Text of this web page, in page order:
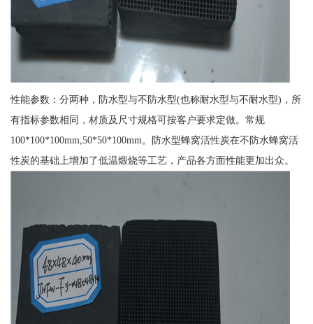
性能参数：分两种，防水型与不防水型(也称耐水型与不耐水型)，所
有指标参数相同，材质及尺寸规格可按客户要求定做。常规
100*100*100mm,50*50*100mm。防水型蜂窝活性炭在不防水蜂窝活
性炭的基础上增加了低温煅烧等工艺，产品各方面性能更加出众。